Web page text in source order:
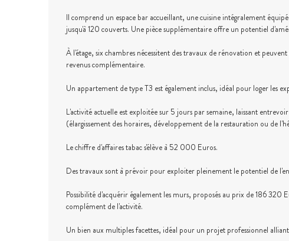
Il comprend un espace bar accueillant, une cuisine intégralement
jusqu'à 120 couverts. Une pièce supplémentaire offre un potentiel
À l'étage, six chambres nécessitent des travaux de rénovation et
revenus complémentaire.
Un appartement de type T3 est également inclus, idéal pour loger les
L'activité actuelle est exploitée sur 5 jours par semaine, laissant
(élargissement des horaires, développement de la restauration ou de
Le chiffre d'affaires tabac s'élève à 52 000 Euros.
Des travaux sont à prévoir pour exploiter pleinement le potentiel de
Possibilité d'acquérir également les murs, proposés au prix de 186
complément de l'activité.
Un bien aux multiples facettes, idéal pour un projet professionnel